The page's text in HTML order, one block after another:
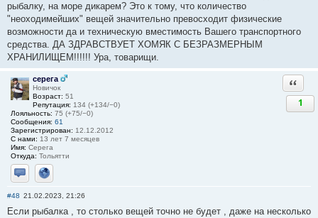
рыбалку, на море дикарем? Это к тому, что количество
"неоходимейших" вещей значительно превосходит физические
возможности да и техническую вместимость Вашего транспортного
средства. ДА ЗДРАВСТВУЕТ ХОМЯК С БЕЗРАЗМЕРНЫМ
ХРАНИЛИЩЕМ!!!!!! Ура, товарищи.
серега
Новичок
Возраст: 51
Репутация: 134 (+134/−0)
Лояльность: 75 (+75/−0)
Сообщения: 61
Зарегистрирован: 12.12.2012
С нами: 13 лет 7 месяцев
Имя: Серега
Откуда: Тольятти
Отправить личное сообщение
Сайт
1
#48 21.02.2023, 21:26
Если рыбалка , то столько вещей точно не будет , даже на несколько